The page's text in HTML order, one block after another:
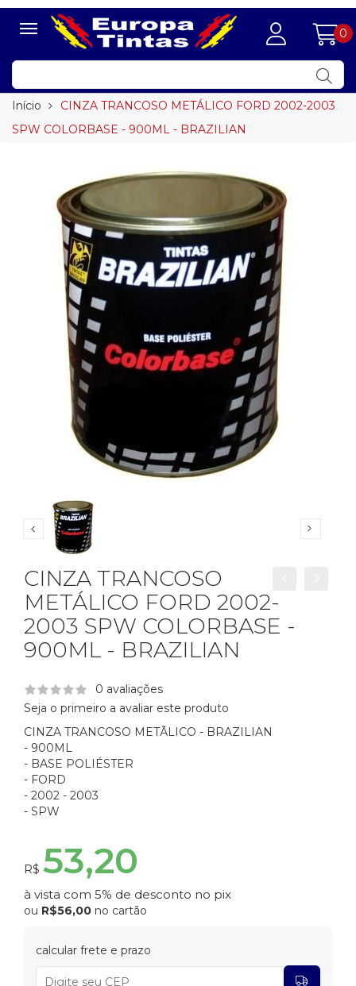
0
Início
CINZA TRANCOSO METÁLICO FORD 2002-2003
SPW COLORBASE - 900ML - BRAZILIAN
CINZA TRANCOSO
METÁLICO FORD 2002-
2003 SPW COLORBASE -
900ML - BRAZILIAN
0 avaliações
Seja o primeiro a avaliar este produto
CINZA TRANCOSO METÃLICO - BRAZILIAN
- 900ML
- BASE POLIÉSTER
- FORD
- 2002 - 2003
- SPW
R$ 53,20
à vista com 5% de desconto no pix
ou R$56,00 no cartão
calcular frete e prazo